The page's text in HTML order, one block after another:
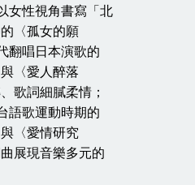
女性視角書寫「北
〈孤女的願
翻唱日本演歌的
〈愛人醉落
歌詞細膩柔情；
語歌運動時期的
〈愛情研究
展現音樂多元的